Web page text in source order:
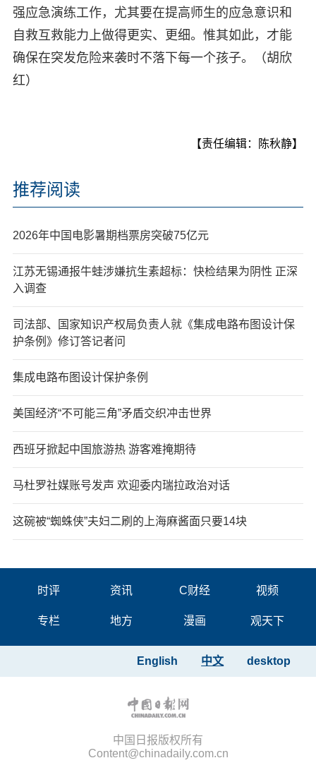
强应急演练工作，尤其要在提高师生的应急意识和
自救互救能力上做得更实、更细。惟其如此，才能
确保在突发危险来袭时不落下每一个孩子。（胡欣
红）
【责任编辑：陈秋静】
推荐阅读
2026年中国电影暑期档票房突破75亿元
江苏无锡通报牛蛙涉嫌抗生素超标：快检结果为阴性 正深
入调查
司法部、国家知识产权局负责人就《集成电路布图设计保
护条例》修订答记者问
集成电路布图设计保护条例
美国经济“不可能三角”矛盾交织冲击世界
西班牙掀起中国旅游热 游客难掩期待
马杜罗社媒账号发声 欢迎委内瑞拉政治对话
这碗被“蜘蛛侠”夫妇二刷的上海麻酱面只要14块
时评 资讯 C财经 视频
专栏 地方 漫画 观天下
desktop
中文
English
中国日报版权所有
Content@chinadaily.com.cn